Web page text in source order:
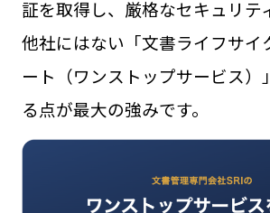
証を取得し、厳格なセキュリテ
他社にはない「文書ライフサイ
ート（ワンストップサービス）
る点が最大の強みです。